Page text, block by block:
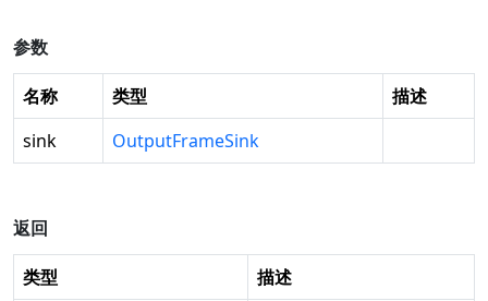
参数
名称 类型
描述
sink
OutputFrameSink
返回
类型
描述